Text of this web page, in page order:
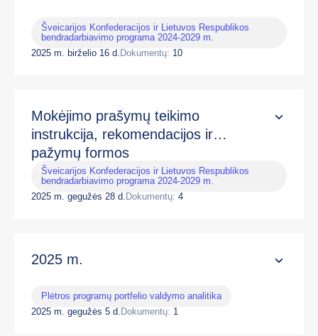
Šveicarijos Konfederacijos ir Lietuvos Respublikos
bendradarbiavimo programa 2024-2029 m.
2025 m. birželio 16 d. Dokumentų: 10
Mokėjimo prašymų teikimo
instrukcija, rekomendacijos ir
pažymų formos
Šveicarijos Konfederacijos ir Lietuvos Respublikos
bendradarbiavimo programa 2024-2029 m.
2025 m. gegužės 28 d. Dokumentų: 4
2025 m.
Plėtros programų portfelio valdymo analitika
2025 m. gegužės 5 d. Dokumentų: 1